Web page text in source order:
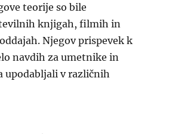
teorije so bile
knjigah, filmih in
Njegov prispevek k
navdih za umetnike in
upodabljali v različnih